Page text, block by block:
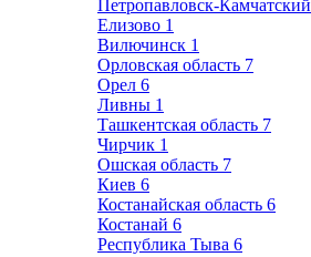
Петропавловск-Камчатский
Елизово 1
Вилючинск 1
Орловская область 7
Орел 6
Ливны 1
Ташкентская область 7
Чирчик 1
Ошская область 7
Киев 6
Костанайская область 6
Костанай 6
Республика Тыва 6